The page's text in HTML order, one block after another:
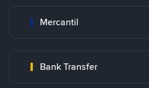
Mercantil
Bank Transfer